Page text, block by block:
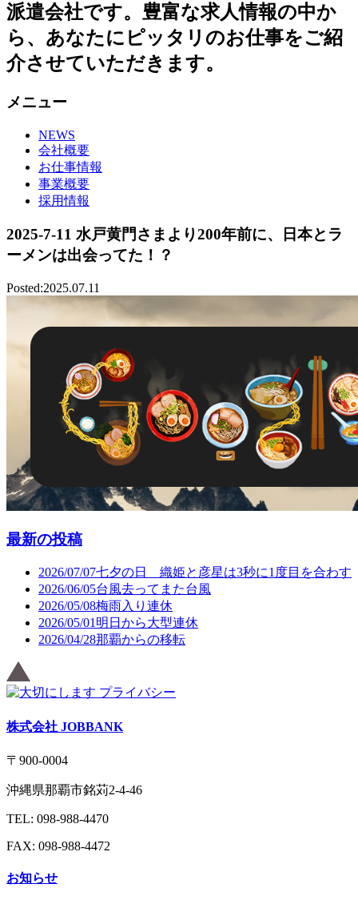
派遣会社です。豊富な求人情報の中か
ら、あなたにピッタリのお仕事をご紹
介させていただきます。
メニュー
NEWS
会社概要
お仕事情報
事業概要
採用情報
2025-7-11 水戸黄門さまより200年前に、日本とラ
ーメンは出会ってた！？
Posted:2025.07.11
最新の投稿
2026/07/07七夕の日 織姫と彦星は3秒に1度目を合わす
2026/06/05台風去ってまた台風
2026/05/08梅雨入り連休
2026/05/01 明日から大型連休
2026/04/28那覇からの移転
株式会社 JOBBANK
〒900-0004
沖縄県那覇市銘苅2-4-46
TEL: 098-988-4470
FAX: 098-988-4472
お知らせ